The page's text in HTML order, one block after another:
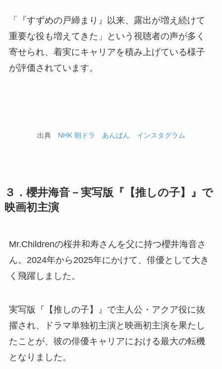
「『すずめの戸締まり』以来、露出が増え続けて
重要な役も増えてきた」という視聴者の声が多く
寄せられ、着実にキャリアを積み上げている様子
が評価されています。
出典 NHK 朝ドラ あんぱん インスタグラム
３．櫻井海音－実写版『【推しの子】』で
映画初主演
Mr.Childrenの桜井和寿さんを父に持つ櫻井海音さ
ん。2024年から2025年にかけて、俳優として大き
く飛躍しました。
実写版『【推しの子】』で主人公・アクア役に抜
擢され、ドラマ単独初主演と映画初主演を果たし
たことが、彼の俳優キャリアにおける最大の転機
となりました。